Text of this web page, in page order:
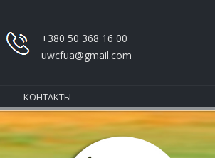
+380 50 368 16 00
uwcfua@gmail.com
КОНТАКТЫ